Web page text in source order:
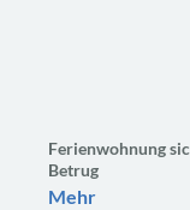
Ferienwohnung
Betrug
Mehr